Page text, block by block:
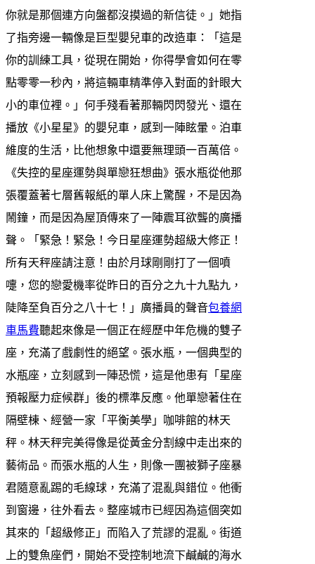
你就是那個連方向盤都沒摸過的新信徒。」她指
了指旁邊一輛像是巨型嬰兒車的改造車：「這是
你的訓練工具，從現在開始，你得學會如何在零
點零零一秒內，將這輛車精準停入對面的針眼大
小的車位裡。」何手殘看著那輛閃閃發光、還在
播放《小星星》的嬰兒車，感到一陣眩暈。泊車
維度的生活，比他想象中還要無理頭一百萬倍。
《失控的星座運勢與單戀狂想曲》張水瓶從他那
張覆蓋著七層舊報紙的單人床上驚醒，不是因為
鬧鐘，而是因為屋頂傳來了一陣震耳欲聾的廣播
聲。「緊急！緊急！今日星座運勢超級大修正！
所有天秤座請注意！由於月球剛剛打了一個噴
嚏，您的戀愛機率從昨日的百分之九十九點九，
陡降至負百分之八十七！」廣播員的聲音包養網
車馬費聽起來像是一個正在經歷中年危機的雙子
座，充滿了戲劇性的絕望。張水瓶，一個典型的
水瓶座，立刻感到一陣恐慌，這是他患有「星座
預報壓力症候群」後的標準反應。他單戀著住在
隔壁棟、經營一家「平衡美學」咖啡館的林天
秤。林天秤完美得像是從黃金分割線中走出來的
藝術品。而張水瓶的人生，則像一團被獅子座暴
君隨意亂踢的毛線球，充滿了混亂與錯位。他衝
到窗邊，往外看去。整座城市已經因為這個突如
其來的「超級修正」而陷入了荒謬的混亂。街道
上的雙魚座們，開始不受控制地流下鹹鹹的海水